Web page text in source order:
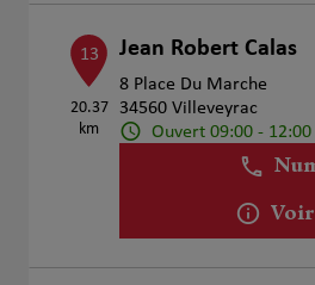
13
20.37
km
Jean Robert Calas
8 Place Du Marche
34560 Villeveyrac
Ouvert 09:00 -